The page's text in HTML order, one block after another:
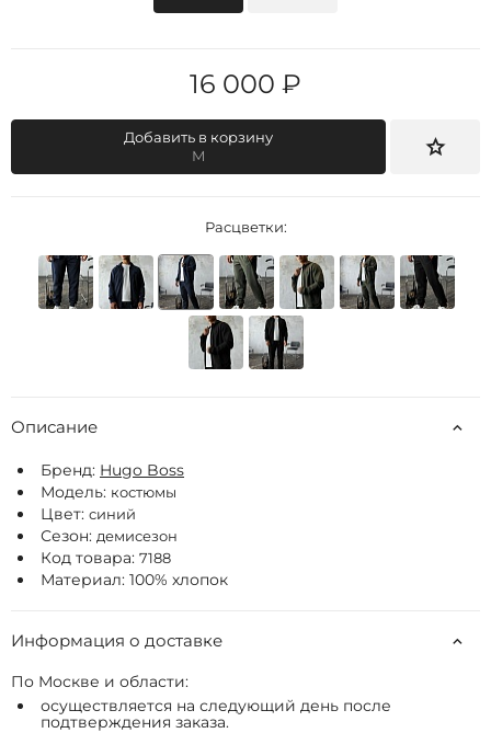
16 000 ₽
Добавить в корзину
M
Расцветки:
Описание
Бренд: Hugo Boss
Модель: костюмы
Цвет: синий
Сезон: демисезон
Код товара: 7188
Материал: 100% хлопок
Информация о доставке
По Москве и области:
осуществляется на следующий день после
подтверждения заказа.